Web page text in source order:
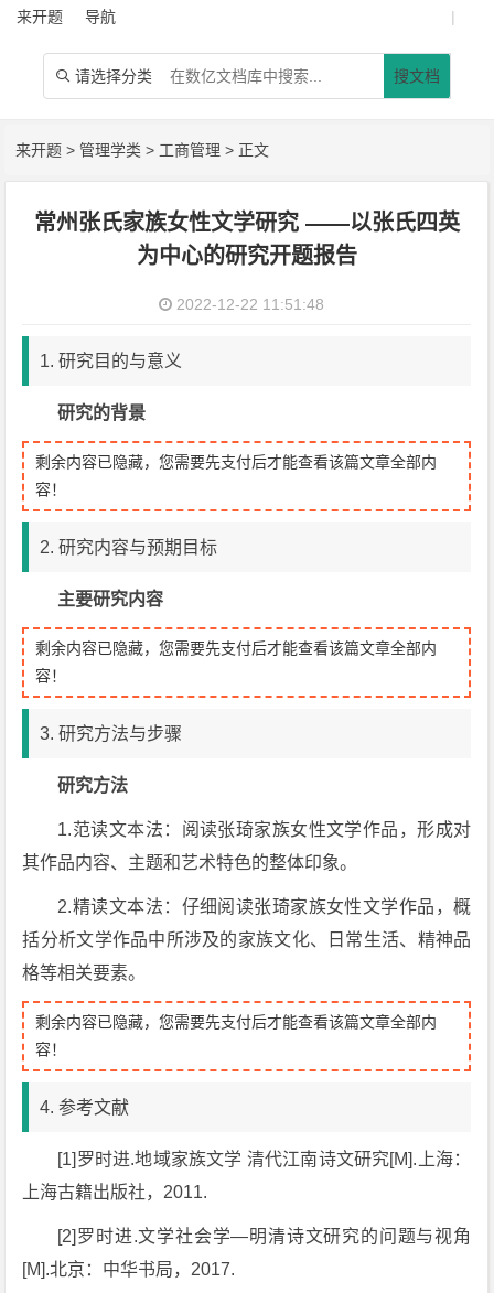
来开题 导航 |
 请选择分类 搜文档
来开题 >管理学类 > 工商管理 > 正文
常州张氏家族女性文学研究 ——以张氏四英
为中心的研究开题报告
2022-12-22 11:51:48
1. 研究目的与意义
研究的背景
剩余内容已隐藏，您需要先支付后才能查看该篇文章全部内
容！
2. 研究内容与预期目标
主要研究内容
剩余内容已隐藏，您需要先支付后才能查看该篇文章全部内
容！
3. 研究方法与步骤
研究方法
1.范读文本法：阅读张琦家族女性文学作品，形成对
其作品内容、主题和艺术特色的整体印象。
2.精读文本法：仔细阅读张琦家族女性文学作品，概
括分析文学作品中所涉及的家族文化、日常生活、精神品
格等相关要素。
剩余内容已隐藏，您需要先支付后才能查看该篇文章全部内
容！
4. 参考文献
[1]罗时进.地域家族文学 清代江南诗文研究[M].上海：
上海古籍出版社，2011.
[2]罗时进.文学社会学—明清诗文研究的问题与视角
[M].北京：中华书局，2017.